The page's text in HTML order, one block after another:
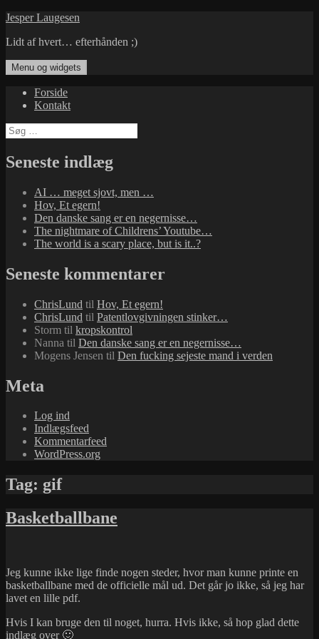
Hop
indhold
Jesper Laugesen
Lidt af hvert… efterhånden ;)
Menu og widgets
Forside
Kontakt
Søg
efter:
Seneste indlæg
AI … meget sjovt, men …
Hov, Et egern!
Den danske sang er en negernisse…
The nightmare of Childrens’ Youtube…
The world is a scary place, but is it..?
Seneste kommentarer
ChrisLund til Hov, Et egern!
ChrisLund til Patentlovgivningen stinker…
Storm til kropskontrol
Nanna til Den danske sang er en negernisse…
Mogens Jensen til Den fucking sejeste mand i verden
Meta
Log ind
Indlægsfeed
Kommentarfeed
WordPress.org
Tag: gif
Basketballbane
Jeg kunne ikke lige finde nogen steder, hvor man kunne printe en
basketballbane med de officielle mål ud. Det går jo ikke, så jeg har
lavet en lille pdf.
Hvis I kan bruge den til noget, hurra. Hvis ikke, så hop glad dette
indlæg over 🙂